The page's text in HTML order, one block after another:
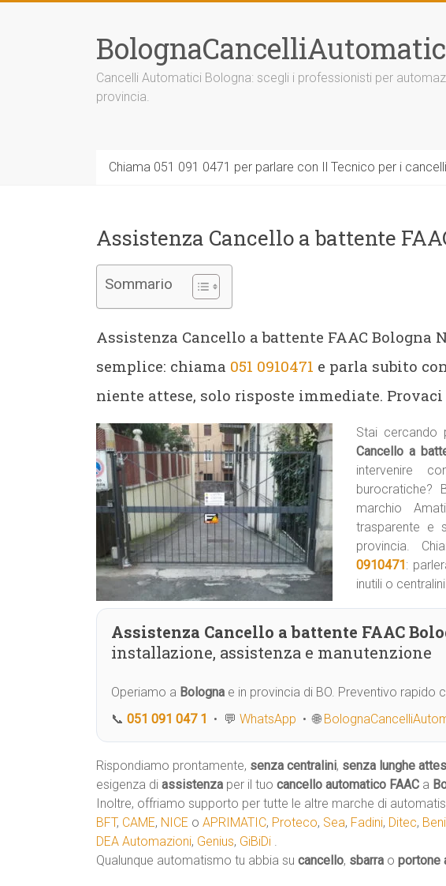
Cancelli Automatici Bologna: scegli i professionisti per
provincia.
Chiama 051 091 0471 per parlare con Il Tecnico per i
Assistenza Cancello a battente
Sommario
Assistenza Cancello a battente FAAC Bologna
semplice: chiama 051 0910471 e parla subito
niente attese, solo risposte immediate. Provaci
Stai cercando
Cancello a
intervenire
burocratiche?
marchio
trasparente e
provincia.
0910471:
inutili o
Assistenza Cancello a battente FAAC
installazione, assistenza e manutenzione
Operiamo a Bologna e in provincia di BO. Preventivo rapido
📞 051 091 047 1 • 💬 WhatsApp • 🌐
Rispondiamo prontamente, senza centralini, senza lunghe
esigenza di assistenza per il tuo cancello automatico FAAC a
Inoltre, offriamo supporto per tutte le altre marche di
BFT, CAME, NICE o APRIMATIC, Proteco, Sea, Fadini, Ditec,
DEA Automazioni, Genius, GiBiDi .
Qualunque automatismo tu abbia su cancello, sbarra o portone